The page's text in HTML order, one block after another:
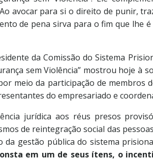
avocar para si o direito de punir,
de pena sirva para o fim que lhe
da Comissão do Sistema
sem Violência” mostrou hoje à
meio da participação de membros
do empresariado e
jurídica aos réus presos
de reintegração social das
da gestão pública do sistema
em um de seus ítens, o